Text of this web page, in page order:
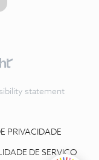
statement
PRIVACIDADE
DE SERVIÇO